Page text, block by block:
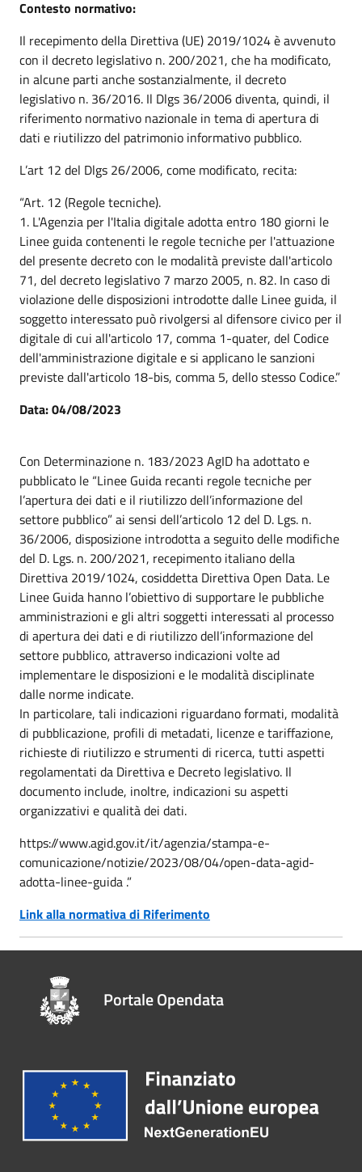
Contesto normativo:
Il recepimento della Direttiva (UE) 2019/1024 è avvenuto
con il decreto legislativo n. 200/2021, che ha modificato,
in alcune parti anche sostanzialmente, il decreto
legislativo n. 36/2016. Il Dlgs 36/2006 diventa, quindi, il
riferimento normativo nazionale in tema di apertura di
dati e riutilizzo del patrimonio informativo pubblico.
L’art 12 del Dlgs 26/2006, come modificato, recita:
“Art. 12 (Regole tecniche).
1. L'Agenzia per l'Italia digitale adotta entro 180 giorni le
Linee guida contenenti le regole tecniche per l'attuazione
del presente decreto con le modalità previste dall'articolo
71, del decreto legislativo 7 marzo 2005, n. 82. In caso di
violazione delle disposizioni introdotte dalle Linee guida, il
soggetto interessato può rivolgersi al difensore civico per il
digitale di cui all'articolo 17, comma 1-quater, del Codice
dell'amministrazione digitale e si applicano le sanzioni
previste dall'articolo 18-bis, comma 5, dello stesso Codice.”
Data: 04/08/2023
Con Determinazione n. 183/2023 AgID ha adottato e
pubblicato le “Linee Guida recanti regole tecniche per
l’apertura dei dati e il riutilizzo dell’informazione del
settore pubblico” ai sensi dell’articolo 12 del D. Lgs. n.
36/2006, disposizione introdotta a seguito delle modifiche
del D. Lgs. n. 200/2021, recepimento italiano della
Direttiva 2019/1024, cosiddetta Direttiva Open Data. Le
Linee Guida hanno l’obiettivo di supportare le pubbliche
amministrazioni e gli altri soggetti interessati al processo
di apertura dei dati e di riutilizzo dell’informazione del
settore pubblico, attraverso indicazioni volte ad
implementare le disposizioni e le modalità disciplinate
dalle norme indicate.
In particolare, tali indicazioni riguardano formati, modalità
di pubblicazione, profili di metadati, licenze e tariffazione,
richieste di riutilizzo e strumenti di ricerca, tutti aspetti
regolamentati da Direttiva e Decreto legislativo. Il
documento include, inoltre, indicazioni su aspetti
organizzativi e qualità dei dati.
https://www.agid.gov.it/it/agenzia/stampa-e-
comunicazione/notizie/2023/08/04/open-data-agid-
adotta-linee-guida .”
Link alla normativa di Riferimento
Portale Opendata